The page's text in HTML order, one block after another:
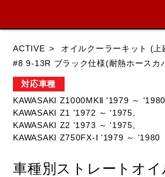
車種検索
アイテム検索
HONDA YAMAHA
KAWASAKI BMW
ACTIVE
オイルクーラーキット (上
#8 9-13R ブラック仕様(耐熱ホースカ
対応車種
KAWASAKI Z1000MKⅡ '1979 ～ '1980,
KAWASAKI Z1 '1972 ～ '1975,
KAWASAKI Z2 '1973 ～ '1975,
KAWASAKI Z750FX-Ⅰ '1979 ～ '1980
車種別ストレートオ